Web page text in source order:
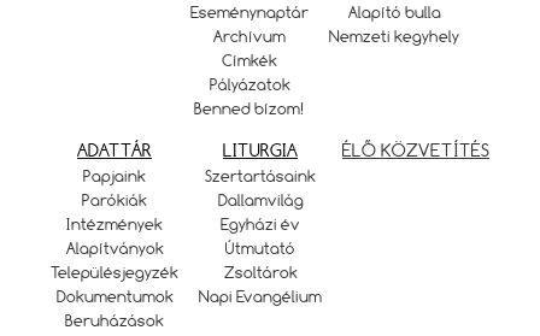
Eseménynaptár
Archívum
Címkék
Pályázatok
Benned bízom!
Alapító bulla
Nemzeti kegyhely
ADATTÁR
Papjaink
Parókiák
Intézmények
Alapítványok
Településjegyzék
Dokumentumok
Beruházások
LITURGIA
Szertartásaink
Dallamvilág
Egyházi év
Útmutató
Zsoltárok
Napi Evangélium
ÉLŐ KÖZVETÍTÉS